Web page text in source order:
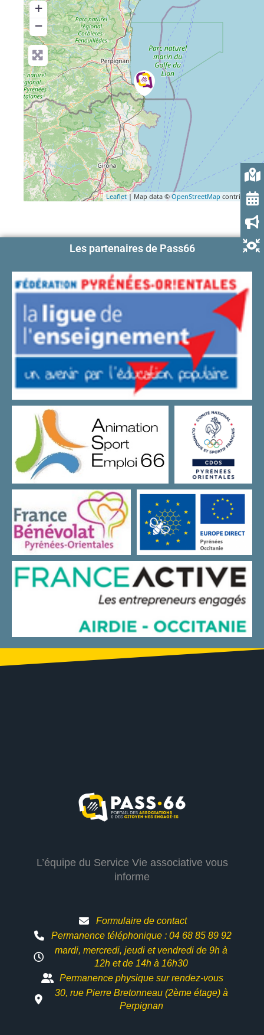
+
−
Leaflet| Map data © OpenStreetMap contributors
Les partenaires de Pass66
L’équipe du Service Vie associative vous
informe
Formulaire de contact
Permanence téléphonique : 04 68 85 89 92
mardi, mercredi, jeudi et vendredi de 9h à
12h etde 14h à 16h30
Permanence physique sur rendez-vous
30, rue Pierre Bretonneau (2ème étage) à
Perpignan